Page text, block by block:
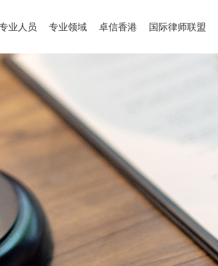
业人员 专业领域 卓信香港 国际律师联盟